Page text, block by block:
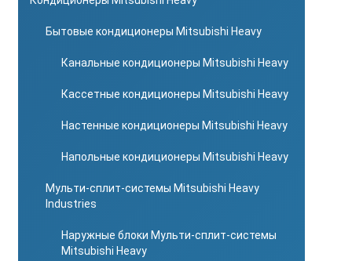
Бытовые кондиционеры Mitsubishi Heavy
Канальные кондиционеры Mitsubishi Heavy
Кассетные кондиционеры Mitsubishi Heavy
Настенные кондиционеры Mitsubishi Heavy
Напольные кондиционеры Mitsubishi Heavy
Мульти-сплит-системы Mitsubishi Heavy
Industries
Наружные блоки Мульти-сплит-системы
Mitsubishi Heavy